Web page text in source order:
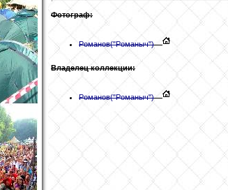
Фотограф:
Романов("Романыч")
Владелец коллекции:
Романов("Романыч")